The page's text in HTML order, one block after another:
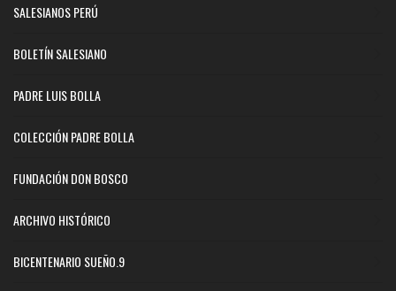
SALESIANOS PERÚ
BOLETÍN SALESIANO
PADRE LUIS BOLLA
COLECCIÓN PADRE BOLLA
FUNDACIÓN DON BOSCO
ARCHIVO HISTÓRICO
BICENTENARIO SUEÑO.9